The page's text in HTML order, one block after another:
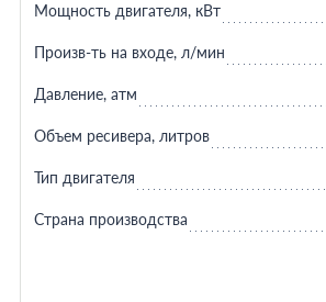
Мощность двигателя, кВт
Произв-ть на входе, л/мин
Давление, атм
Объем ресивера, литров
Тип двигателя
Страна производства